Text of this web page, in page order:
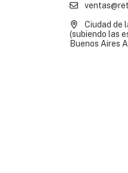
Ciudad de
(subiendo las
Buenos Aires